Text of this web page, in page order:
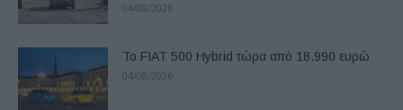
04/08/2026
Το FIAT 500 Hybrid τώρα από 18.990 ευρώ
04/08/2026